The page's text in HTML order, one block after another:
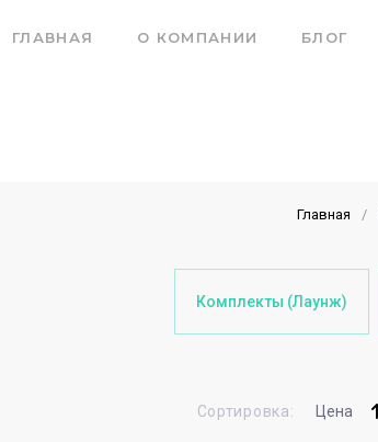
ГЛАВНАЯ О КОМПАНИИ БЛОГ
Главная /
Комплекты (Лаунж)
Сортировка: Цена